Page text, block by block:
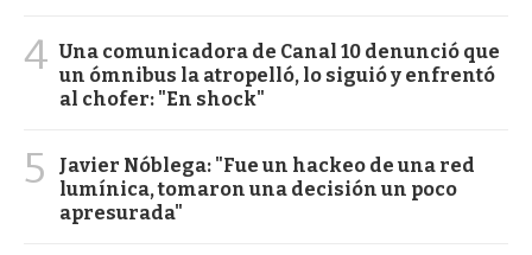
4 Una comunicadora de Canal 10 denunció que
un ómnibus la atropelló, lo siguió y enfrentó
al chofer: "En shock"
5
Javier Nóblega: "Fue un hackeo de una red
lumínica, tomaron una decisión un poco
apresurada"